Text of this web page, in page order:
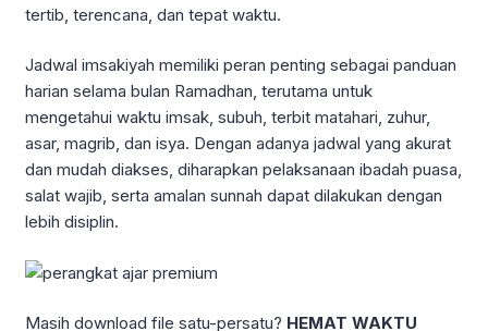
tertib, terencana, dan tepat waktu.
Jadwal imsakiyah memiliki peran penting sebagai panduan
harian selama bulan Ramadhan, terutama untuk
mengetahui waktu imsak, subuh, terbit matahari, zuhur,
asar, magrib, dan isya. Dengan adanya jadwal yang akurat
dan mudah diakses, diharapkan pelaksanaan ibadah puasa,
salat wajib, serta amalan sunnah dapat dilakukan dengan
lebih disiplin.
Masih download file satu-persatu? HEMAT WAKTU